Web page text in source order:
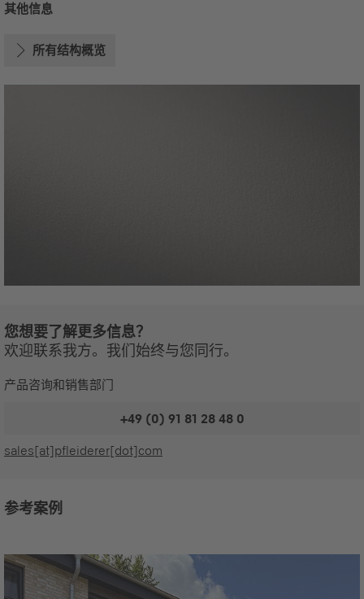
其他信息
所有结构概览
您想要了解更多信息？
欢迎联系我方。我们始终与您同行。
产品咨询和销售部门
+49 (0) 91 81 28 48 0
sales[at]pfleiderer[dot]com
参考案例